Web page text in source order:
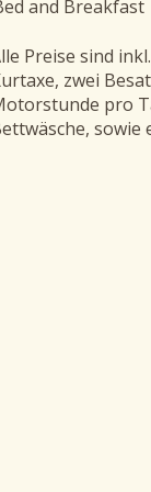
and Breakfast
Preise sind
zwei
pro
sowie